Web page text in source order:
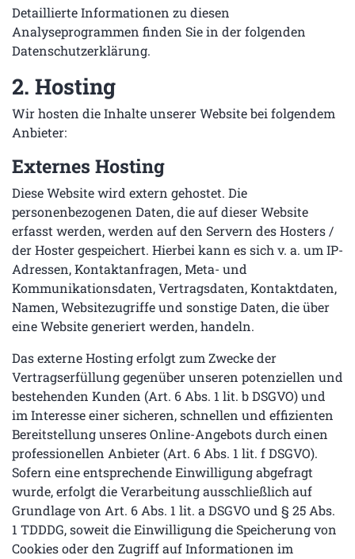
Detaillierte Informationen zu diesen
Analyseprogrammen finden Sie in der folgenden
Datenschutzerklärung.
2. Hosting
Wir hosten die Inhalte unserer Website bei folgendem
Anbieter:
Externes Hosting
Diese Website wird extern gehostet. Die
personenbezogenen Daten, die auf dieser Website
erfasst werden, werden auf den Servern des Hosters /
der Hoster gespeichert. Hierbei kann es sich v. a. um IP-
Adressen, Kontaktanfragen, Meta- und
Kommunikationsdaten, Vertragsdaten, Kontaktdaten,
Namen, Websitezugriffe und sonstige Daten, die über
eine Website generiert werden, handeln.
Das externe Hosting erfolgt zum Zwecke der
Vertragserfüllung gegenüber unseren potenziellen und
bestehenden Kunden (Art. 6 Abs. 1 lit. b DSGVO) und
im Interesse einer sicheren, schnellen und effizienten
Bereitstellung unseres Online-Angebots durch einen
professionellen Anbieter (Art. 6 Abs. 1 lit. f DSGVO).
Sofern eine entsprechende Einwilligung abgefragt
wurde, erfolgt die Verarbeitung ausschließlich auf
Grundlage von Art. 6 Abs. 1 lit. a DSGVO und § 25 Abs.
1 TDDDG, soweit die Einwilligung die Speicherung von
Cookies oder den Zugriff auf Informationen im